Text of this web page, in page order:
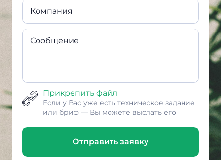
Компания
Сообщение
Прикрепить файл
Если у Вас уже есть техническое задание
или бриф — Вы можете выслать его
Отправить заявку